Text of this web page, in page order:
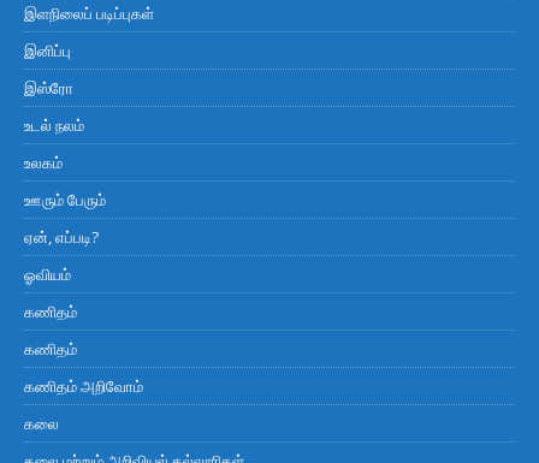
இளநிலைப் படிப்புகள்
இனிப்பு
இஸ்ரோ
உடல் நலம்
உலகம்
ஊரும் பேரும்
ஏன், எப்படி?
ஓவியம்
கணிதம்
கணிதம்
கணிதம் அறிவோம்
கலை